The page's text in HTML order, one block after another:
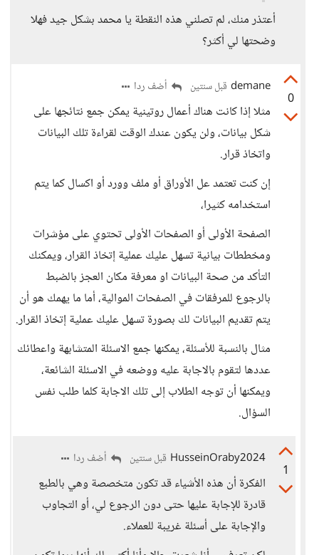
أعتذر منك، لم تصلني هذه النقطة يا محمد بشكل جيد فهلا
وضحتها لي أكثر؟
0
demane قبل سنتين أضف ردا
مثلا إذا كانت هناك أعمال روتينية يمكن جمع نتائجها على
شكل بيانات، ولن يكون عندك الوقت لقراءة تلك البيانات
واتخاذ قرار.
إن كنت تعتمد عل الأوراق أو ملف وورد أو اكسال كما يتم
استخدامه كثيرا،
الصفحة الأولى أو الصفحات الأولى تحتوي على مؤشرات
ومخططات بيانية تسهل عليك عملية إتخاذ القرار، ويمكنك
التأكد من صحة البيانات او معرفة مكان العجز بالضبط
بالرجوع للمرفقات في الصفحات الموالية، أما ما يهمك هو أن
يتم تقديم البيانات لك بصورة تسهل عليك عملية إتخاذ القرار.
مثال بالنسبة للأسئلة، يمكنها جمع الاسئلة المتشابهة واعطائك
عددها لتقوم بالاجابة عليه ووضعه في الاسئلة الشائعة،
ويمكنها أن توجه الطلاب إلى تلك الاجابة كلما طلب نفس
السؤال.
1
HusseinOraby2024 قبل سنتين أضف ردا
الفكرة أن هذه الأشياء قد تكون متخصصة وهي بالطبع
قادرة للإجابة عليها حتى دون الرجوع لي، أو التجاوب
والإجابة على أسئلة غريبة للعملاء.